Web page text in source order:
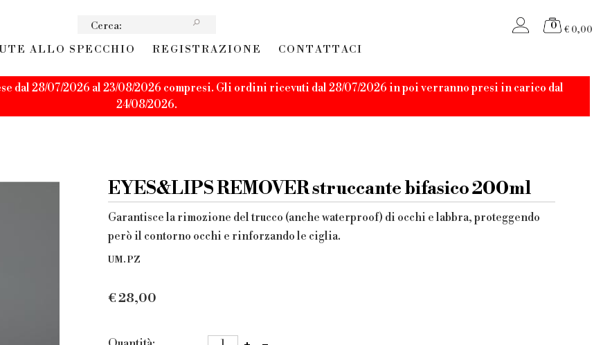
0 € 0,00
ALLO SPECCHIO REGISTRAZIONE CONTATTACI
dal 28/07/2026 al 23/08/2026 compresi. Gli ordini ricevuti dal 28/07/2026 in poi verranno presi in carico dal
24/08/2026.
EYES&LIPS REMOVER struccante bifasico 200ml
Garantisce la rimozione del trucco (anche waterproof) di occhi e labbra, proteggendo
però il contorno occhi e rinforzando le ciglia.
UM. PZ
€28,00